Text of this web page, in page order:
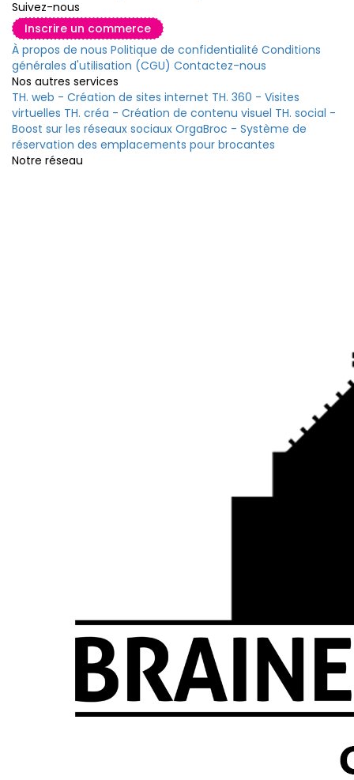
Suivez-nous
Inscrire un commerce
À propos de nous Politique de confidentialité Conditions
générales d'utilisation (CGU) Contactez-nous
Nos autres services
TH. web - Création de sites internet TH. 360 - Visites
virtuelles TH. créa - Création de contenu visuel TH. social -
Boost sur les réseaux sociaux OrgaBroc - Système de
réservation des emplacements pour brocantes
Notre réseau